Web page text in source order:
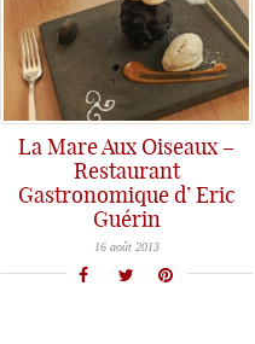
La Mare Aux Oiseaux –
Restaurant
Gastronomique d’ Eric
Guérin
Sublime déjeuner à La Mare aux Oiseaux chez Eric Guérin: un magnifique Havre de Paix au milieu des marais et des Piafs!
16 août 2013